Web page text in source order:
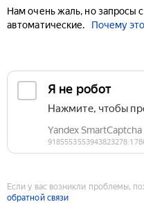
Нам очень жаль, но запросы
автоматические.
Почему
Если у вас возникли проблемы,
обратной связи